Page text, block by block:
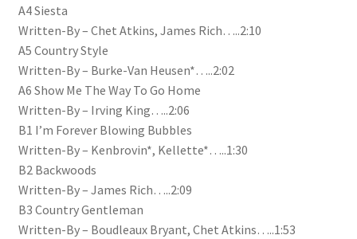
A4 Siesta
Written-By – Chet Atkins, James Rich…..2:10
A5 Country Style
Written-By – Burke-Van Heusen*…..2:02
A6 Show Me The Way To Go Home
Written-By – Irving King…..2:06
B1 I’m Forever Blowing Bubbles
Written-By – Kenbrovin*, Kellette*…..1:30
B2 Backwoods
Written-By – James Rich…..2:09
B3 Country Gentleman
Written-By – Boudleaux Bryant, Chet Atkins…..1:53